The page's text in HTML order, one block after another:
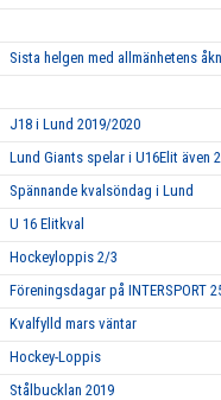
Sista helgen med allmänhetens
J18 i Lund 2019/2020
Lund Giants spelar i U16Elit även
Spännande kvalsöndag i Lund
U 16 Elitkval
Hockeyloppis 2/3
Föreningsdagar på INTERSPORT
Kvalfylld mars väntar
Hockey-Loppis
Stålbucklan 2019